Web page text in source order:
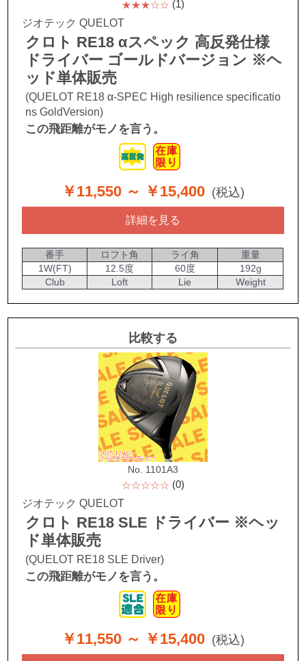
★★★☆☆ (1)
ジオテック QUELOT
クロト RE18 αスペック 高反発仕様
ドライバー ゴールドバージョン ※ヘ
ッド単体販売
(QUELOT RE18 α-SPEC High resilience specificatio
ns GoldVersion)
この飛距離がモノを言う。
￥11,550 ～ ￥15,400 (税込)
詳細を見る
番手 ロフト角 ライ角
重量
1W(FT)
12.5度 60度
192g
Club
Loft Lie Weight
比較する
No. 1101A3
☆☆☆☆☆ (0)
ジオテック QUELOT
クロト RE18 SLE ドライバー ※ヘッ
ド単体販売
(QUELOT RE18 SLE Driver)
この飛距離がモノを言う。
￥11,550 ～ ￥15,400 (税込)